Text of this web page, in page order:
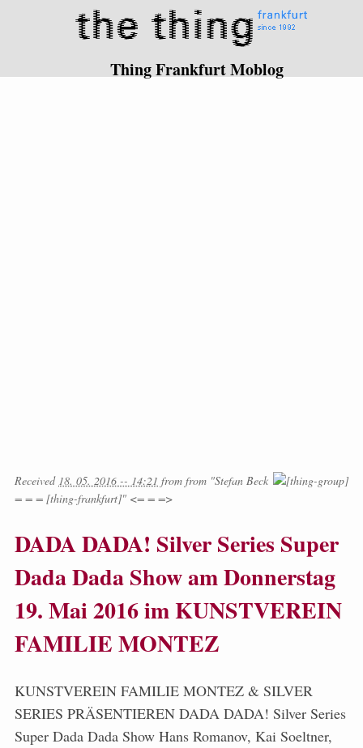
Thing Frankfurt Moblog
Received 18. 05. 2016 -- 14:21 from from "Stefan Beck
= = = [thing-frankfurt]" <= = =>
DADA DADA! Silver Series Super
Dada Dada Show am Donnerstag
19. Mai 2016 im KUNSTVEREIN
FAMILIE MONTEZ
KUNSTVEREIN FAMILIE MONTEZ & SILVER
SERIES PRÄSENTIEREN DADA DADA! Silver Series
Super Dada Dada Show Hans Romanov, Kai Soeltner,